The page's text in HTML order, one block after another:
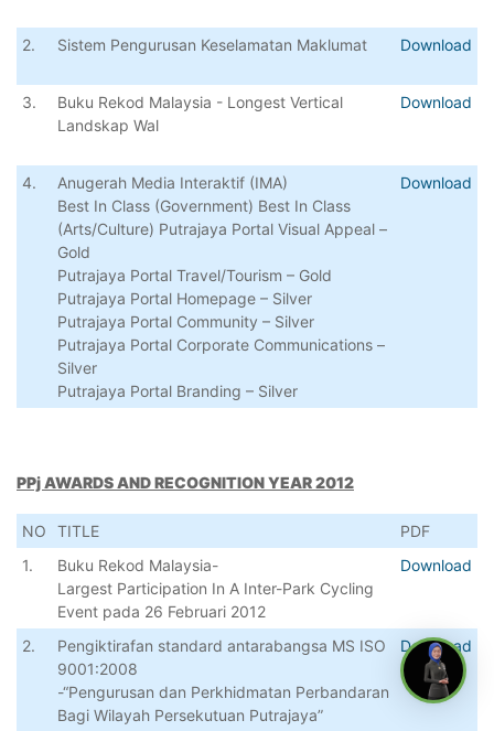
2. Sistem Pengurusan Keselamatan Maklumat Download
3.
Buku Rekod Malaysia - Longest Vertical
Landskap Wal
Download
4.
Anugerah Media Interaktif (IMA)
Best In Class (Government) Best In Class
(Arts/Culture) Putrajaya Portal Visual Appeal –
Gold
Putrajaya Portal Travel/Tourism – Gold
Putrajaya Portal Homepage – Silver
Putrajaya Portal Community – Silver
Putrajaya Portal Corporate Communications –
Silver
Putrajaya Portal Branding – Silver
Download
PPj AWARDS AND RECOGNITION YEAR 2012
NO TITLE
PDF
1.
Buku Rekod Malaysia-
Largest Participation In A Inter-Park Cycling
Event pada 26 Februari 2012
Download
2.
Pengiktirafan standard antarabangsa MS ISO
9001:2008
-“Pengurusan dan Perkhidmatan Perbandaran
Bagi Wilayah Persekutuan Putrajaya”
Download